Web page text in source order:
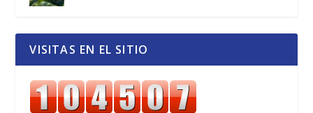
VISITAS EN EL SITIO